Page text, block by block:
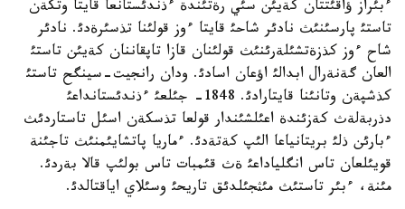
ءبئراز ؤاقئتتان كةيئن سئي رةتئندة ءذندئستانعا قايتا وتكةن
تاستئ پارسئنئث نادئر شاحئ قايتا ءوز قولئنا تذسئرةدئ. نادئر
شاح ءوز كذزةتشئلةرئنئث قولئنان قازا تاپقاننان كةيئن تاستئ
العان گةنةرال ابدالئ اؤعان اسادئ. ودان رانجيت-سينگح تاستئ
كذشپةن وتانئنا قايتارادئ. 1848- جئلعئ ءذندئستانداعئ
دذربةلةث كةزئندة اعئلشئندار قولعا تذسكةن اسئل تاستاردئث
ءبارئن ذلئ بريتانياعا الئپ كةتةدئ. ءماريا پاتشايئمنئث تاجئنة
قويئلعان تاس انگلياداعئ ةث قئمبات تاس بولئپ قالا بةردئ.
مئنة، ءبئر تاستئث مئثجئلدئق تاريحئ وسئلاي اياقتالدئ.